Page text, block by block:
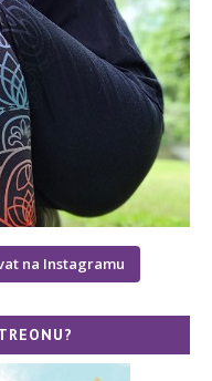
na Instagramu